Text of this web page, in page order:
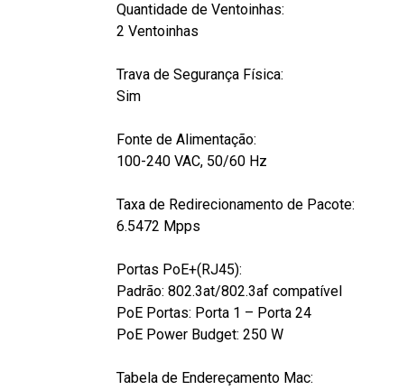
Quantidade de Ventoinhas:
2 Ventoinhas
Trava de Segurança Física:
Sim
Fonte de Alimentação:
100-240 VAC, 50/60 Hz
Taxa de Redirecionamento de Pacote:
6.5472 Mpps
Portas PoE+(RJ45):
Padrão: 802.3at/802.3af compatível
PoE Portas: Porta 1 – Porta 24
PoE Power Budget: 250 W
Tabela de Endereçamento Mac: